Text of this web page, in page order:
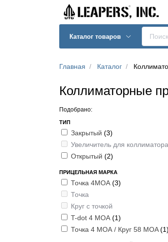
Каталог товаров
Главная Каталог
Коллиматорные
Подобрано:
ТИП
Закрытый (3)
Увеличитель для коллиматора
Открытый (2)
ПРИЦЕЛЬНАЯ МАРКА
Точка 4МОА (3)
Точка
Круг с точкой
T-dot 4 МОА (1)
Точка 4 МОА / Круг 58 MOA(1)